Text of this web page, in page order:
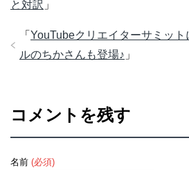
と対訳 」
「 YouTubeクリエイターサミッ
ルのちかさんも登場♪ 」
コメントを残す
名前 (必須)